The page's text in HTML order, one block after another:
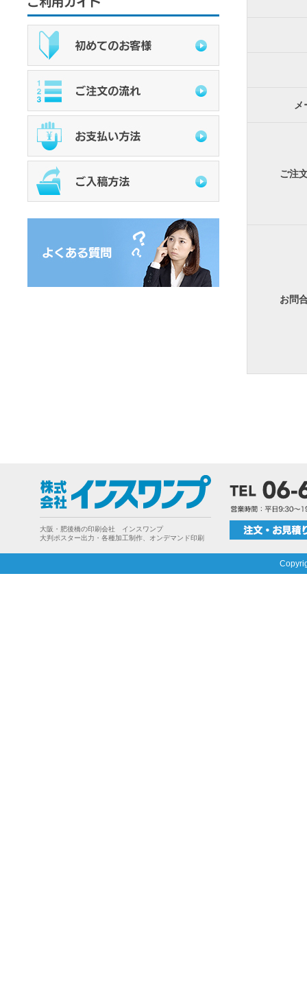
ご注
お問
大阪・肥後橋の印刷会社 インスワンプ
大判ポスター出力・各種加工制作、オンデマンド印刷